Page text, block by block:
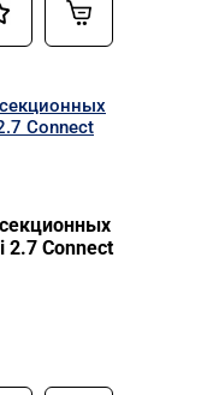
2.7 Connect